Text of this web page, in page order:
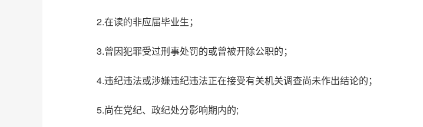
2.在读的非应届毕业生；
3.曾因犯罪受过刑事处罚的或曾被开除公职的；
4.违纪违法或涉嫌违纪违法正在接受有关机关调查尚未作出结论的；
5.尚在党纪、政纪处分影响期内的;